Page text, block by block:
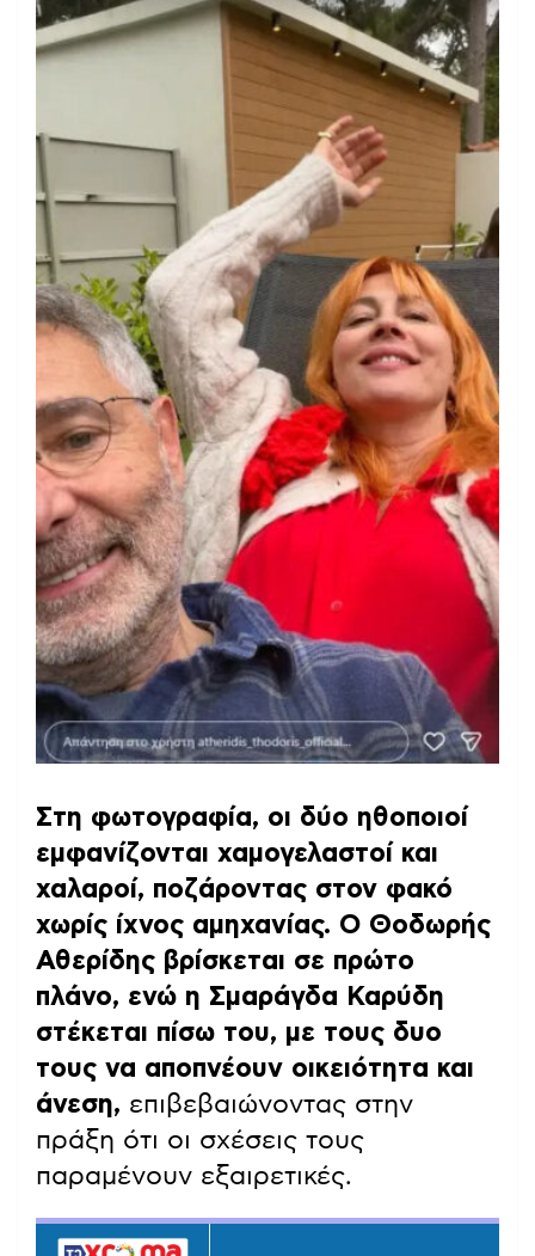
Στη φωτογραφία, οι δύο ηθοποιοί
εμφανίζονται χαμογελαστοί και
χαλαροί, ποζάροντας στον φακό
χωρίς ίχνος αμηχανίας. Ο Θοδωρής
Αθερίδης βρίσκεται σε πρώτο
πλάνο, ενώ η Σμαράγδα Καρύδη
στέκεται πίσω του, με τους δυο
τους να αποπνέουν οικειότητα και
άνεση, επιβεβαιώνοντας στην
πράξη ότι οι σχέσεις τους
παραμένουν εξαιρετικές.